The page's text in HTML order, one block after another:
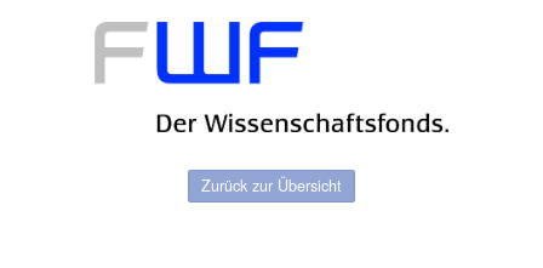
Zurück zur Übersicht